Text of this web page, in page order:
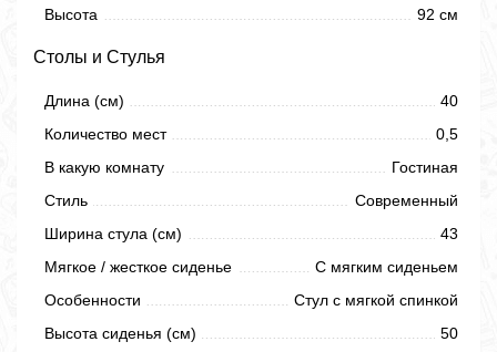
Высота
92 см
Столы и Стулья
Длина (см)
40
Количество мест
0,5
В какую комнату
Гостиная
Стиль
Современный
Ширина стула (см)
43
Мягкое / жесткое сиденье
С мягким сиденьем
Особенности
Стул с мягкой спинкой
Высота сиденья (см)
50